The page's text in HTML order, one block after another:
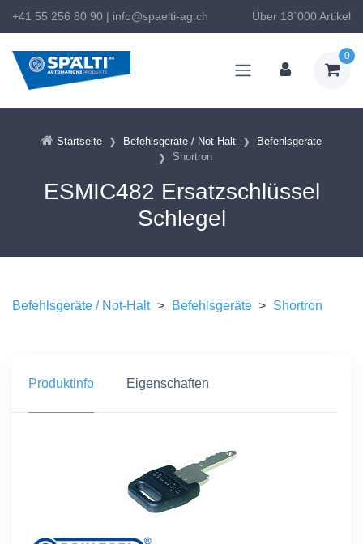
+41 55 256 80 90 | info@spaelti-ag.ch Über 18`000 Artikel
0
Startseite Befehlsgeräte / Not-Halt
Befehlsgeräte
Shortron
ESMIC482 Ersatzschlüssel
Schlegel
Befehlsgeräte / Not-Halt > Befehlsgeräte > Shortron
Produktinfo Eigenschaften